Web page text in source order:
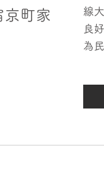
京町家
線
良
為